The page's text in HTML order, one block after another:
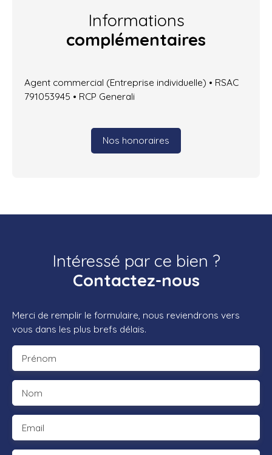
Informations
complémentaires
Agent commercial (Entreprise individuelle) • RSAC
791053945 • RCP Generali
Nos honoraires
Intéressé par ce bien ?
Contactez-nous
Merci de remplir le formulaire, nous reviendrons vers
vous dans les plus brefs délais.
Prénom
Nom
Email